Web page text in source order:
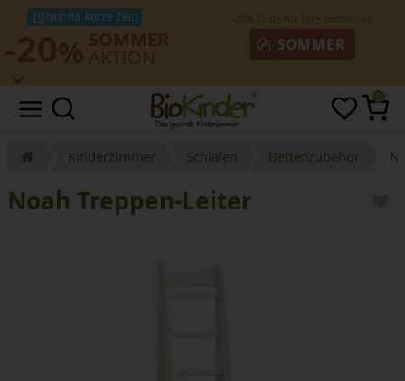
Nur für kurze Zeit!
SOMMER
0
Kinderzimmer Schlafen Bettenzubehör
Noah Treppen-Leiter